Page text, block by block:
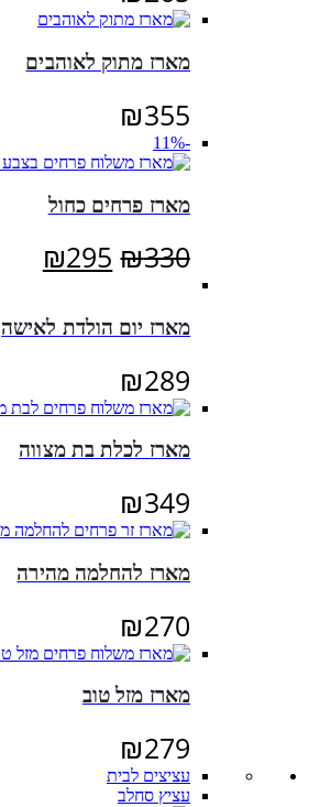
מארז מתוק לאוהבים
₪355
-11%
מארז פרחים כחול
₪330
המחיר
היה:
₪295
הוא:
מארז יום הולדת לאישה
₪289
מארז לכלת בת מצווה
₪349
מארז להחלמה מהירה
₪270
מארז מזל טוב
₪279
עציצים לבית
עציץ סחלב